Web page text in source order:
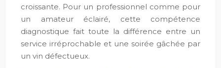
croissante. Pour un professionnel comme pour
un amateur éclairé, cette compétence
diagnostique fait toute la différence entre un
service irréprochable et une soirée gâchée par
un vin défectueux.